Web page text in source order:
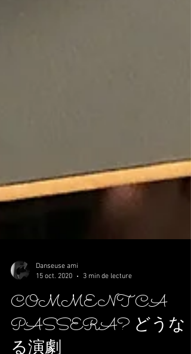
Danseuse ami
15 oct. 2020
3 min de lecture
COMMENT CA